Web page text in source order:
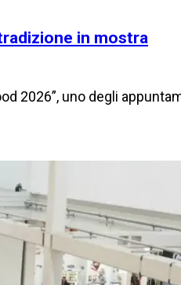
in mostra
2026”, uno degli